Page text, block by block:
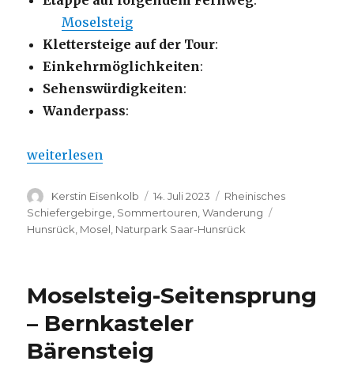
Moselsteig
Klettersteige auf der Tour:
Einkehrmöglichkeiten:
Sehenswürdigkeiten:
Wanderpass:
„Bernkastel-Kues – Olymp-Tour“
weiterlesen
Autor
Kerstin Eisenkolb
Veröffentlicht
am
14. Juli 2023 Kategorien
Rheinisches
Schiefergebirge Sommertouren ,Wanderung
Hunsrück Mosel Naturpark Saar-Hunsrück
Moselsteig-Seitensprung
– Bernkasteler
Bärensteig